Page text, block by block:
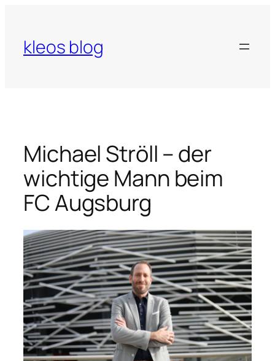
springen
kleos blog
Michael Ströll – der
wichtige Mann beim
FC Augsburg